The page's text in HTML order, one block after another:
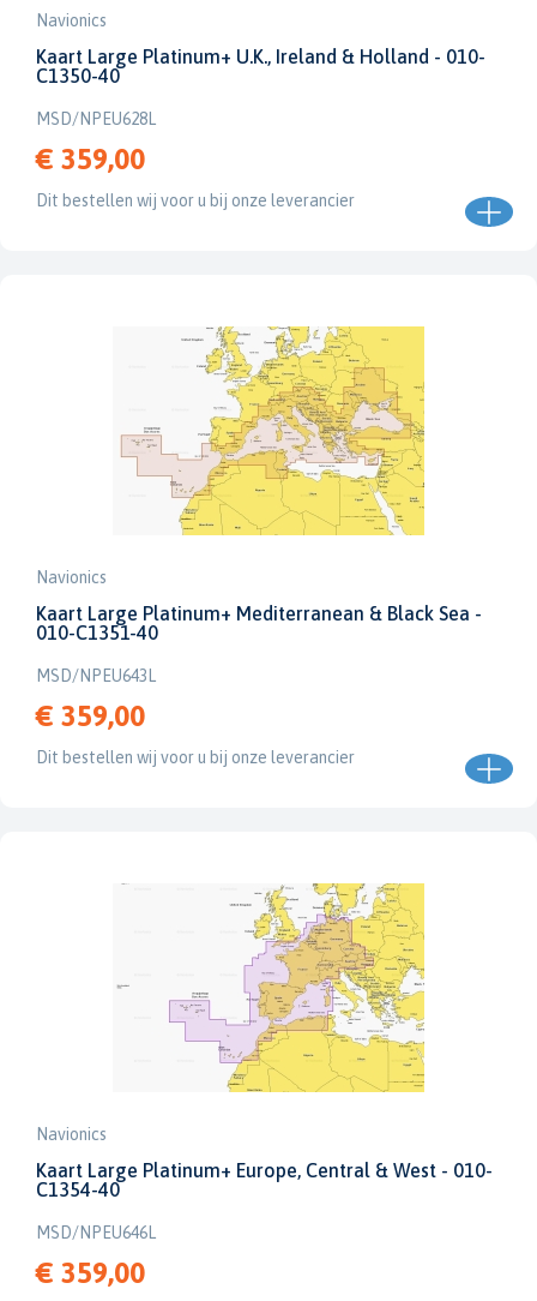
Navionics
Kaart Large Platinum+ U.K., Ireland & Holland - 010-
C1350-40
MSD/NPEU628L
€ 359,00
Dit bestellen wij voor u bij onze leverancier
Navionics
Kaart Large Platinum+ Mediterranean & Black Sea -
010-C1351-40
MSD/NPEU643L
€ 359,00
Dit bestellen wij voor u bij onze leverancier
Navionics
Kaart Large Platinum+ Europe, Central & West - 010-
C1354-40
MSD/NPEU646L
€ 359,00